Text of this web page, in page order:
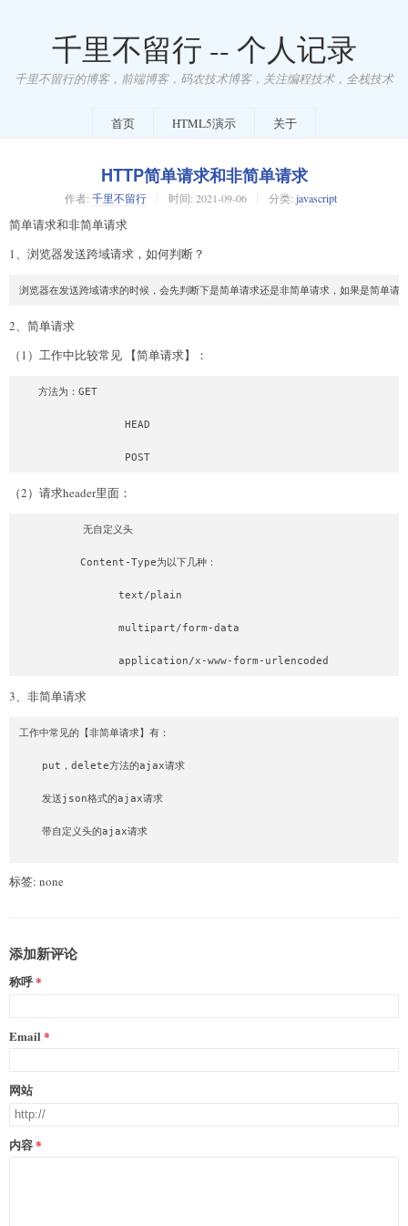
千里不留行 -- 个人记录
千里不留行的博客，前端博客，码农技术博客，关注编程技术，全栈技术
首页 HTML5演示 关于
HTTP简单请求和非简单请求
作者: 千里不留行 时间: 2021-09-06 分类: javascript
简单请求和非简单请求
1、浏览器发送跨域请求，如何判断？
2、简单请求
（1）工作中比较常见 【简单请求】：
   方法为：GET
                 HEAD
（2）请求header里面：
          无自定义头
          Content-Type为以下几种：
                text/plain
                multipart/form-data
3、非简单请求
工作中常见的【非简单请求】有：
    put，delete方法的ajax请求
    发送json格式的ajax请求
    带自定义头的ajax请求
标签: none
添加新评论
称呼
Email
网站
内容